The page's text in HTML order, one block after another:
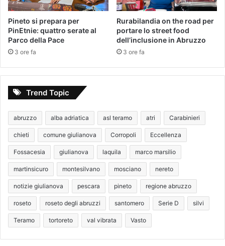
Pineto si prepara per
PinEtnie: quattro serate al
Parco della Pace
3 ore fa
Rurabilandia on the road per
portare lo street food
dell’inclusione in Abruzzo
3 ore fa
Trend Topic
abruzzo alba adriatica asl teramo atri Carabinieri
chieti comune giulianova Corropoli Eccellenza
Fossacesia giulianova laquila marco marsilio
martinsicuro montesilvano mosciano nereto
notizie giulianova pescara pineto regione abruzzo
roseto roseto degli abruzzi santomero Serie D silvi
Teramo tortoreto val vibrata Vasto